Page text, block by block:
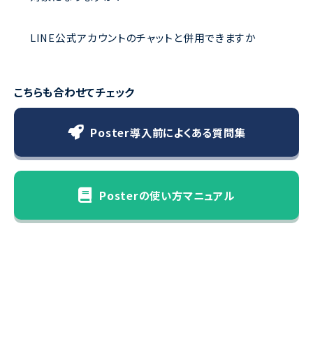
LINE公式アカウントのチャットと併用できますか
こちらも合わせてチェック
Poster導入前によくある質問集
Posterの使い方マニュアル